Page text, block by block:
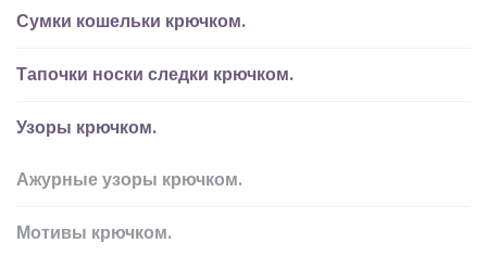
Сумки кошельки крючком.
Тапочки носки следки крючком.
Узоры крючком.
Ажурные узоры крючком.
Мотивы крючком.